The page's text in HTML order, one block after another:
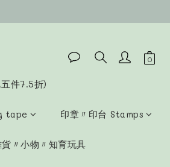
件7.5折)
tape 印章〃印台 Stamps
貨〃小物〃知育玩具